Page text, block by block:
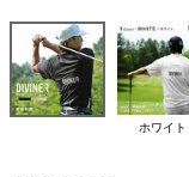
ホワイト